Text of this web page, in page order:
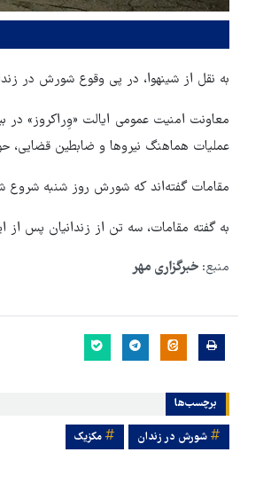
به نقل از شینهوا، در پی وقوع شورش در زندانی
معاونت امنیت عمومی ایالت «وِراکروز» در
عملیات هماهنگ نیروها و ضابطین قضایی، حوالی ساعت ۹ صبح به
مقامات گفته‌اند که شورش روز شنبه
به گفته مقامات، سه تن از زندانیان پس
منبع: خبرگزاری مهر
برچسب‌ها
شورش در زندان مکزیک
هماهنگی